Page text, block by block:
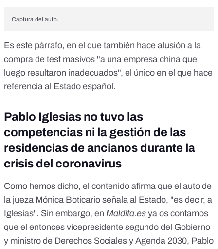
Captura del auto.
Es este párrafo, en el que también hace alusión a la
compra de test masivos "a una empresa china que
luego resultaron inadecuados", el único en el que hace
referencia al Estado español.
Pablo Iglesias no tuvo las
competencias ni la gestión de las
residencias de ancianos durante la
crisis del coronavirus
Como hemos dicho, el contenido afirma que el auto de
la jueza Mónica Boticario señala al Estado, "es decir, a
Iglesias". Sin embargo, en Maldita.es ya os contamos
que el entonces vicepresidente segundo del Gobierno
y ministro de Derechos Sociales y Agenda 2030, Pablo